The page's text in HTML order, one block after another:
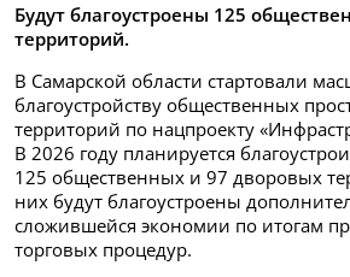
Будут благоустроены 125
территорий.
В Самарской области стартовали
благоустройству общественных
территорий по нацпроекту
В 2026 году планируется
125 общественных и 97 дворовых
них будут благоустроены
сложившейся экономии по итогам
торговых процедур.